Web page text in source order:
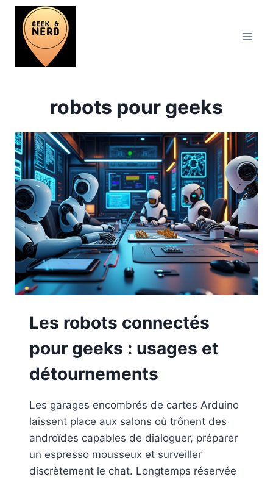
Aller
contenu
robots pour geeks
Les robots connectés
pour geeks : usages et
détournements
Les garages encombrés de cartes Arduino
laissent place aux salons où trônent des
androïdes capables de dialoguer, préparer
un espresso mousseux et surveiller
discrètement le chat. Longtemps réservée